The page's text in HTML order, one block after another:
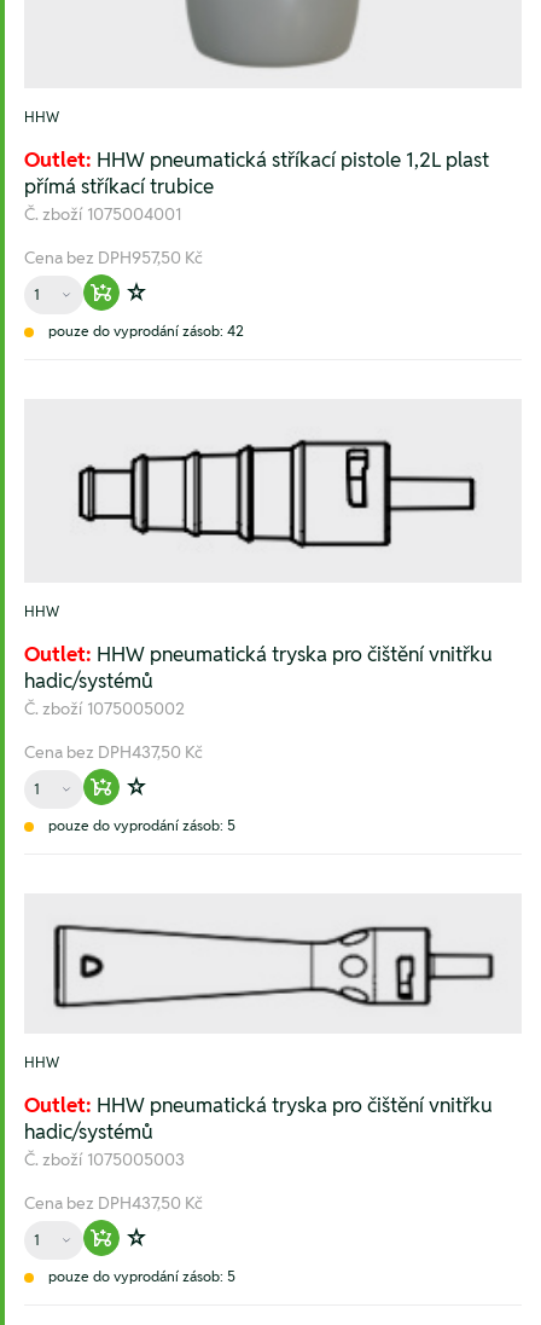
HHW
Outlet: HHW pneumatická stříkací pistole 1,2L plast
přímá stříkací trubice
Č. zboží 1075004001
Cena bez DPH957,50 Kč
Množství
Warenkorb hinzufügen
Zur Wunschliste hinzufügen
pouze do vyprodání zásob: 42
HHW
Outlet: HHW pneumatická tryska pro čištění vnitřku
hadic/systémů
Č. zboží 1075005002
Cena bez DPH437,50 Kč
Množství
Warenkorb hinzufügen
Zur Wunschliste hinzufügen
pouze do vyprodání zásob: 5
HHW
Outlet: HHW pneumatická tryska pro čištění vnitřku
hadic/systémů
Č. zboží 1075005003
Cena bez DPH437,50 Kč
Množství
Warenkorb hinzufügen
Zur Wunschliste hinzufügen
pouze do vyprodání zásob: 5